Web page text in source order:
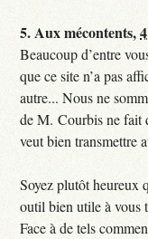
5.Aux mécontents,
Beaucoup d’entre
que ce site n’a pas
autre... Nous ne
de M. Courbis ne fait
veut bien transmettre
Soyez plutôt heureux
outil bien utile à vous
Face à de tels